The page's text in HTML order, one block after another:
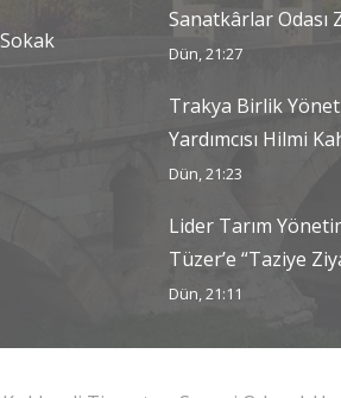
Sanatkârlar Odası
Dün, 21:27
Trakya Birlik
Yardımcısı Hilmi
Dün, 21:23
Lider Tarım
Tüzer’e “Taziye
Dün, 21:11